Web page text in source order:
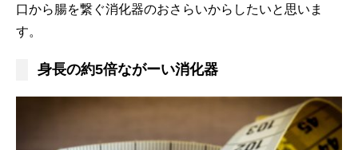
口から腸を繋ぐ消化器のおさらいからしたいと思いま
す。
身長の約5倍ながーい消化器